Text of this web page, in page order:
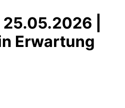
25.05.2026 |
Erwartung